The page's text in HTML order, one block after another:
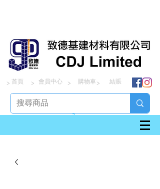
> > > >
首頁 會員中心 購物車 結賬